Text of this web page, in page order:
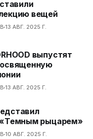
вещей
13 АВГ. 2025 Г.
выпустят
13 АВГ. 2025 Г.
рыцарем»
10 АВГ. 2025 Г.